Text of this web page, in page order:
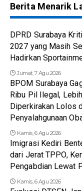
Berita Menarik
DPRD Surabaya
2027 yang Masih
Hadirkan
Jumat, 7 Agu 2026
BPOM Surabaya
Ribu Pil Ilegal,
Diperkirakan Lolos
Penyalahgunaan
Kamis, 6 Agu 2026
Imigrasi Kediri
dari Jerat TPPO,
Pengabdian Lewat
Kamis, 6 Agu 2026